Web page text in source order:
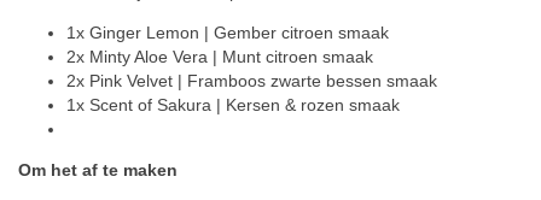
1x Ginger Lemon | Gember citroen smaak
2x Minty Aloe Vera | Munt citroen smaak
2x Pink Velvet | Framboos zwarte bessen smaak
1x Scent of Sakura | Kersen & rozen smaak
Om het af te maken